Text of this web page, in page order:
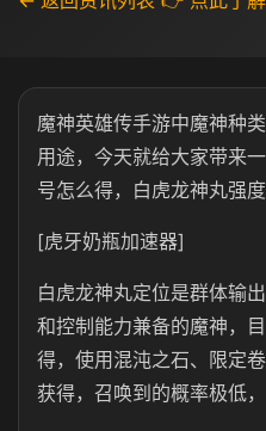
魔神英雄传手游中魔神种
用途，今天就给大家带来
号怎么得，白虎龙神丸强度
[虎牙奶瓶加速器]
白虎龙神丸定位是群体输
和控制能力兼备的魔神，
得，使用混沌之石、限定
获得，召唤到的概率极低，